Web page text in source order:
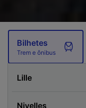
Bilhetes
Trem e ônibus